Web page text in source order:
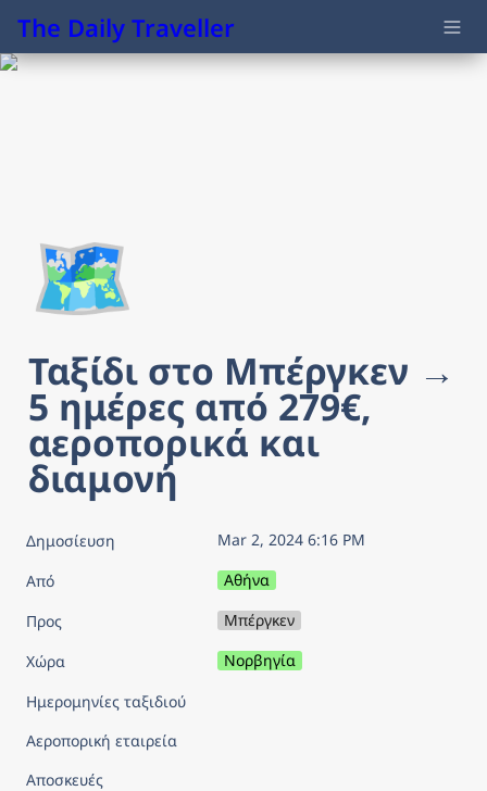
The Daily Traveller
🗺️
Ταξίδι στo Μπέργκεν →
5 ημέρες από 279€,
αεροπορικά και
διαμονή
Δημοσίευση
Mar 2, 2024 6:16 PM
Από
Αθήνα
Προς
Μπέργκεν
Χώρα
Νορβηγία
Ημερομηνίες ταξιδιού
Αεροπορική εταιρεία
Αποσκευές